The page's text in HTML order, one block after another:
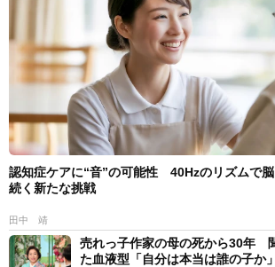
認知症ケアに“音”の可能性 40Hzのリズムで
続く新たな挑戦
田中 靖
売れっ子作家の母の死から30年
た血液型「自分は本当は誰の子か